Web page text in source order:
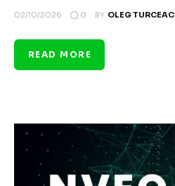
02/10/2026 0 BY OLEG TURCEAC
READ MORE